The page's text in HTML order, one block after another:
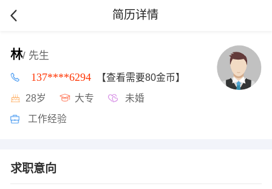
简历详情
林/ 先生
137****6294 【查看需要80金币】
28岁 大专 未婚
工作经验
求职意向